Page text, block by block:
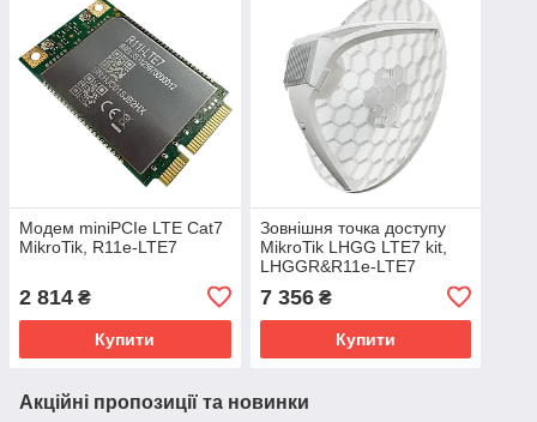
Модем miniPCIe LTE Cat7
MikroTik, R11e-LTE7
2 814 ₴
Купити
Зовнішня точка доступу
MikroTik LHGG LTE7 kit,
LHGGR&R11e-LTE7
7 356₴
Купити
Акційні пропозиції та новинки